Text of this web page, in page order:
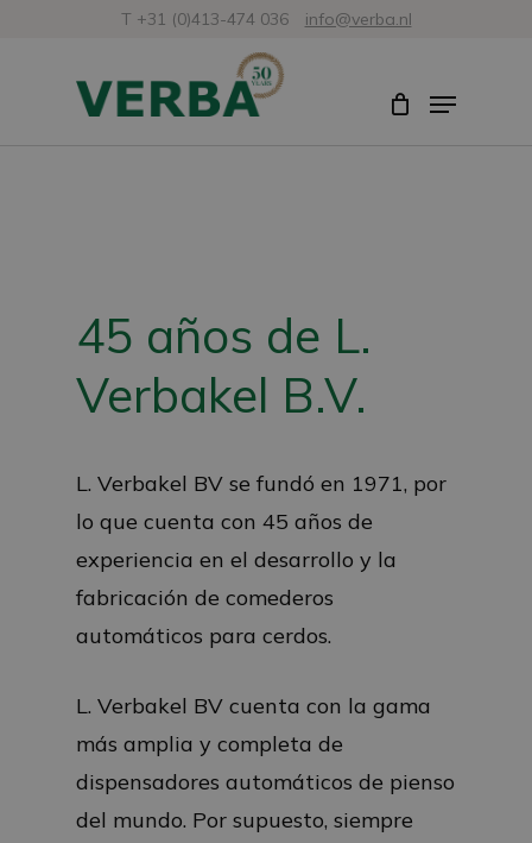
contenido
T +31 (0)413-474 036 info@verba.nl
Menú
45 años de L.
Verbakel B.V.
L. Verbakel BV se fundó en 1971, por
lo que cuenta con 45 años de
experiencia en el desarrollo y la
fabricación de comederos
automáticos para cerdos.
L. Verbakel BV cuenta con la gama
más amplia y completa de
dispensadores automáticos de pienso
del mundo. Por supuesto, siempre